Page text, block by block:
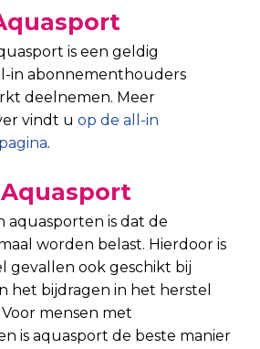
is een geldig
in abonnementhouders
deelnemen. Meer
vindt u op de all-in
.
aquasporten is dat de
worden belast. Hierdoor is
gevallen ook geschikt bij
het bijdragen in het herstel
mensen met
is aquasport de beste manier